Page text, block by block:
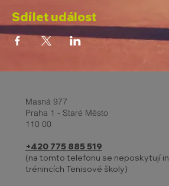
Sdílet událost
Masná 977
Praha 1 - Staré Město
110 00
+420 775 885 519
(na tomto telefonu se neposkytují
trénincích Tenisové školy)